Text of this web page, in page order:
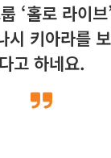
‘홀로 라이
시 키아라를
다고 하네요.